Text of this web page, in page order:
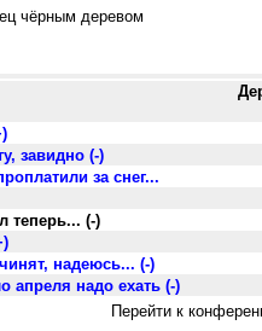
чёрным деревом
завидно (-)
за снег...
теперь... (-)
надеюсь... (-)
апреля надо ехать (-)
Перейти к